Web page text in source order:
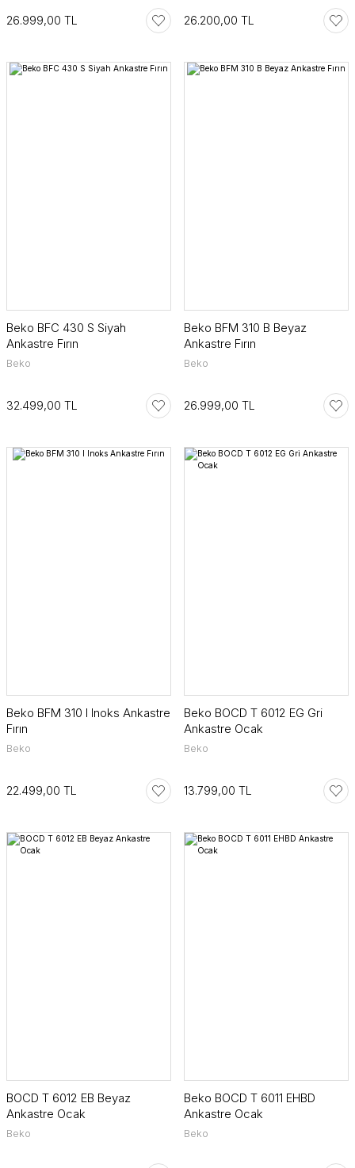
26.999,00 TL 26.200,00 TL
Beko BFC 430 S Siyah
Ankastre Fırın
Beko
32.499,00 TL
Beko BFM 310 B Beyaz
Ankastre Fırın
Beko
26.999,00 TL
Beko BFM 310 I Inoks Ankastre
Fırın
Beko
22.499,00 TL
Beko BOCD T 6012 EG Gri
Ankastre Ocak
Beko
13.799,00 TL
BOCD T 6012 EB Beyaz
Ankastre Ocak
Beko
Beko BOCD T 6011 EHBD
Ankastre Ocak
Beko